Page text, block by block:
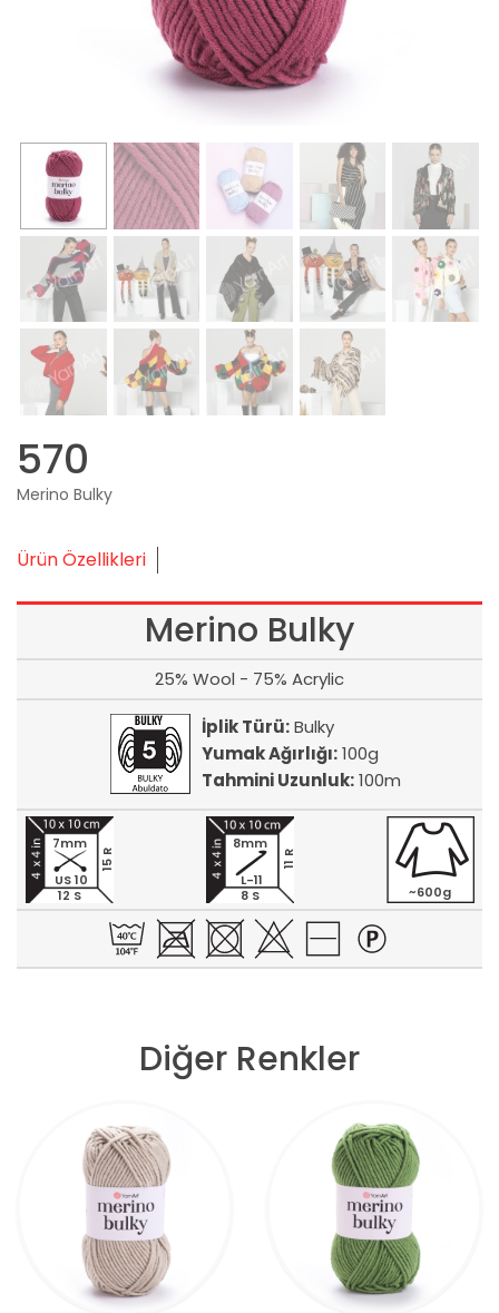
570
Merino Bulky
Ürün Özellikleri
Merino Bulky
25% Wool - 75% Acrylic
İplik Türü:Bulky
Yumak Ağırlığı:100g
Tahmini Uzunluk:100m
12 S
15 R
7mm
US 10
8 S
11 R
8mm
L-11
~600g
Diğer Renkler